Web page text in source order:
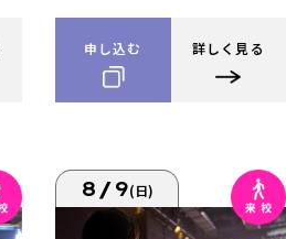
申し込む 詳しく見る
8/9(日)